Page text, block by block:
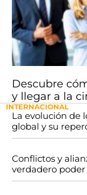
Descubre
y llegar a la
INTERNACIONAL
La evolución de
global y su
Conflictos y
verdadero